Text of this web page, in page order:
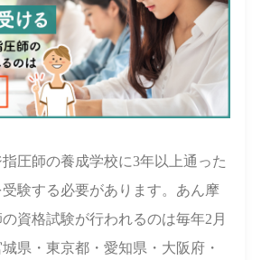
圧師の養成学校に3年以上通った
験する必要があります。あん摩
資格試験が行われるのは毎年2月
県・東京都・愛知県・大阪府・